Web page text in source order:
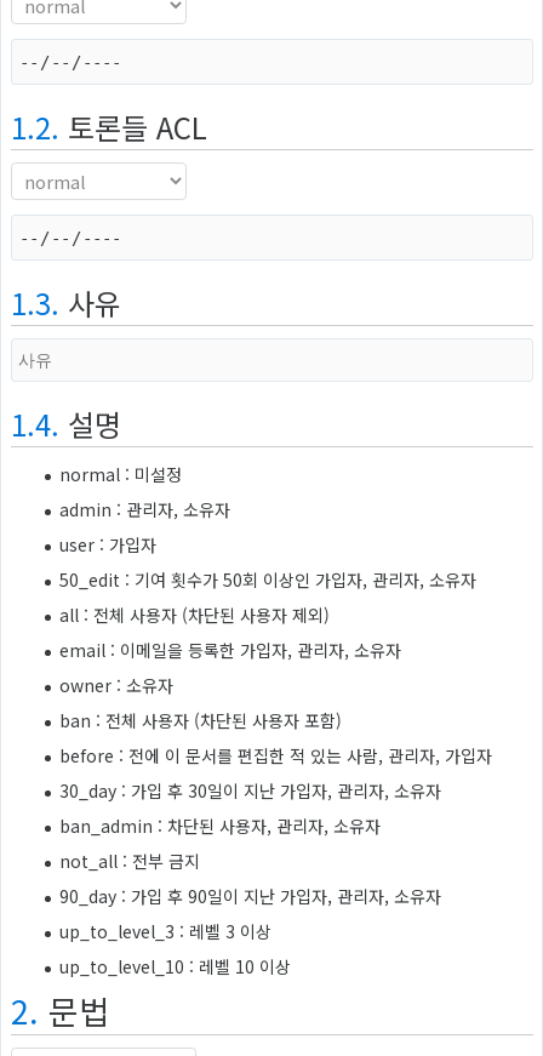
1.2. 토론들 ACL
1.3. 사유
1.4. 설명
normal : 미설정
admin : 관리자, 소유자
user : 가입자
50_edit : 기여 횟수가 50회 이상인 가입자, 관리자, 소유자
all : 전체 사용자 (차단된 사용자 제외)
email : 이메일을 등록한 가입자, 관리자, 소유자
owner : 소유자
ban : 전체 사용자 (차단된 사용자 포함)
before : 전에 이 문서를 편집한 적 있는 사람, 관리자, 가입자
30_day : 가입 후 30일이 지난 가입자, 관리자, 소유자
ban_admin : 차단된 사용자, 관리자, 소유자
not_all : 전부 금지
90_day : 가입 후 90일이 지난 가입자, 관리자, 소유자
up_to_level_3 : 레벨 3 이상
up_to_level_10 : 레벨 10 이상
2. 문법